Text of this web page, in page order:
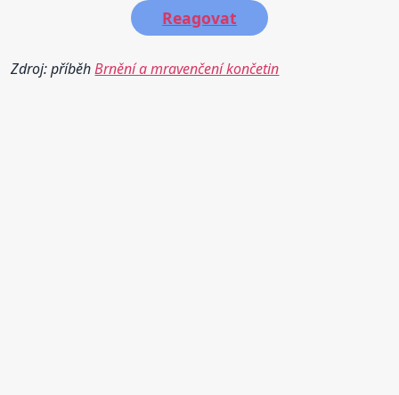
Reagovat
Zdroj: příběhBrnění a mravenčení končetin